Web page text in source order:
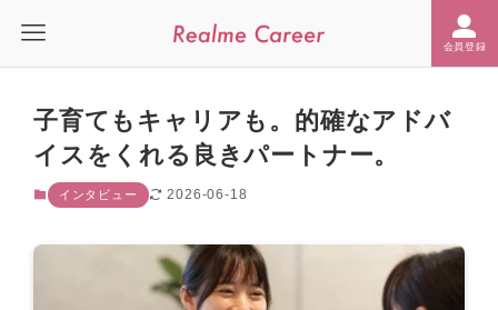
会員登録
子育てもキャリアも。的確なアドバ
イスをくれる良きパートナー。
インタビュー 2026-06-18